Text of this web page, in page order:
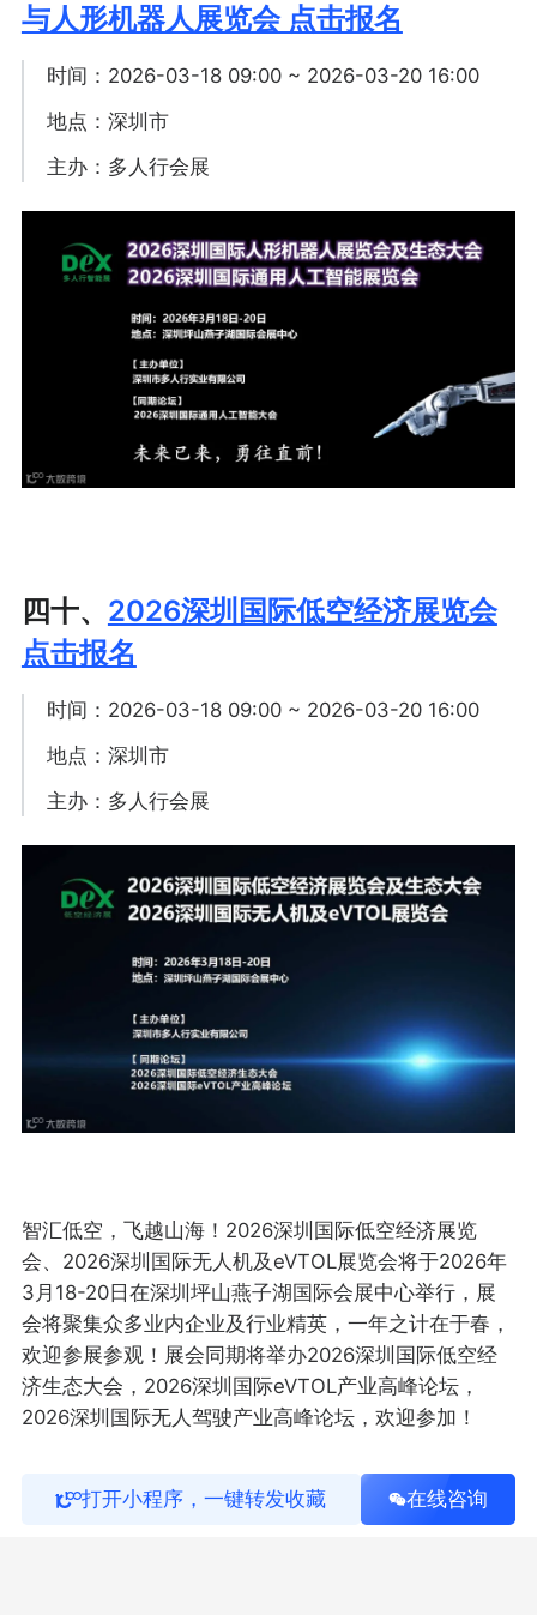
与人形机器人展览会 点击报名
时间：2026-03-18 09:00 ~ 2026-03-20 16:00
地点：深圳市
主办：多人行会展
四十、 2026深圳国际低空经济展览会
点击报名
时间：2026-03-18 09:00 ~ 2026-03-20 16:00
地点：深圳市
主办：多人行会展
智汇低空，飞越山海！2026深圳国际低空经济展览
会、2026深圳国际无人机及eVTOL展览会将于2026年
3月18-20日在深圳坪山燕子湖国际会展中心举行，展
会将聚集众多业内企业及行业精英，一年之计在于春，
欢迎参展参观！展会同期将举办2026深圳国际低空经
济生态大会，2026深圳国际eVTOL产业高峰论坛，
2026深圳国际无人驾驶产业高峰论坛，欢迎参加！
打开小程序，一键转发收藏 在线咨询